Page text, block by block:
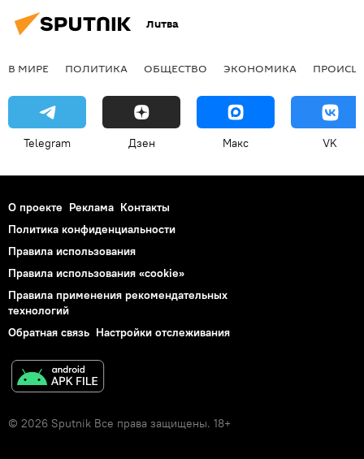
Литва
В МИРЕ ПОЛИТИКА ОБЩЕСТВО ЭКОНОМИКА
Telegram Дзен Макс VK
О проекте Реклама Контакты
Политика конфиденциальности
Правила использования
Правила использования «cookie»
Правила применения рекомендательных
технологий
Обратная связь Настройки отслеживания
© 2026 Sputnik Все права защищены. 18+